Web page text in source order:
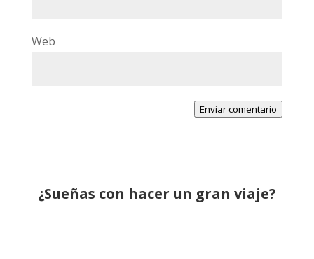
Web
Enviar comentario
¿Sueñas con hacer un gran viaje?